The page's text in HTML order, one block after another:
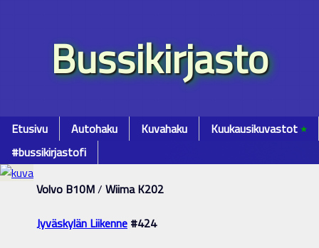
Bussikirjasto
Etusivu Autohaku Kuvahaku Kuukausikuvastot٭
#bussikirjastofi
Volvo B10M/ Wiima K202
Jyväskylän Liikenne #424